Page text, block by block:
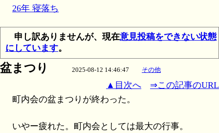
26年 寝落ち
申し訳ありませんが、現在意見投稿をできない状態
にしています。
盆まつり 2025-08-12 14:46:47 その他
▲目次へ
⇒この記事のURL
町内会の盆まつりが終わった。
いやー疲れた。町内会としては最大の行事。